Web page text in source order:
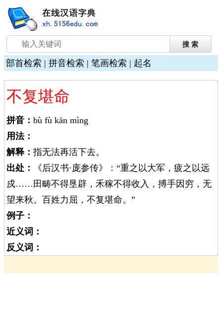
部首检索 | 拼音检索 | 笔画检索 | 起名
不复堪命
拼音： bù fù kān mìng
用法：
解释： 指无法再活下去。
出处：
《后汉书·庞参传》：“重之以大军，疲之以远
戍……田畴不得垦辟，禾稼不得收入，搏手因穷，无
望来秋。百姓力屈，不复堪命。”
例子：
近义词：
反义词：